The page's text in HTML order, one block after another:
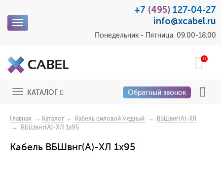
Toggle
+7 (495) 127-04-27
info@xcabel.ru
Понедельник - Пятница: 09:00-18:00
0
ToggleКАТАЛОГ Обратный звонок
Главная → Каталог → Кабель силовой медный → ВБШвнг(А)-ХЛ
→ ВБШвнг(А)-ХЛ 1х95
Кабель ВБШвнг(А)-ХЛ 1х95